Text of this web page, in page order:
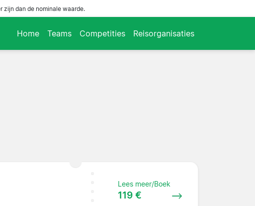
zijn dan de nominale waarde.
Home Teams Competities Reisorganisaties
Lees meer/Boek
119 €